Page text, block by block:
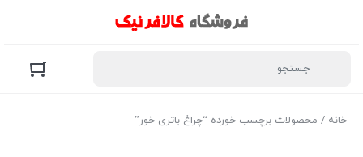
خانه / محصولات برچسب خورده “چراغ باتری خور”